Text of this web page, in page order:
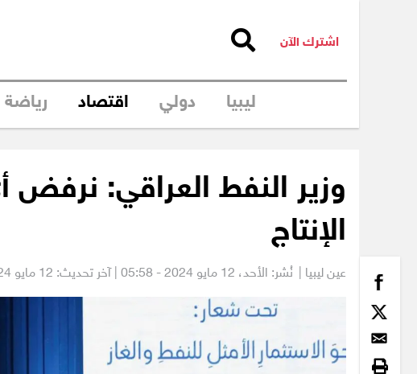
اشترك الآن
ليبيا دولي اقتصاد رياضة
وزير النفط العراقي:
الإنتاج
عين ليبيا | نُشر: الأحد، | آخر تحديث: 12 مايو 2024 - 19:00